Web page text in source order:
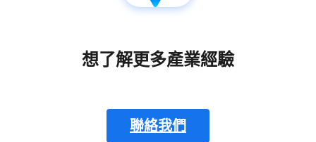
想了解更多產業經驗
聯絡我們